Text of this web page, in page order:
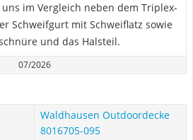
im Vergleich neben dem Triplex-
Schweifgurt mit Schweiflatz sowie
und das Halsteil.
07/2026
Waldhausen Outdoordecke
8016705-095